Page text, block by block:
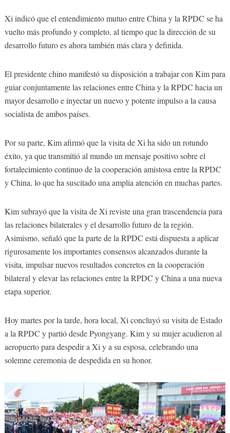
Xi indicó que el entendimiento mutuo entre China y la RPDC se ha
vuelto más profundo y completo, al tiempo que la dirección de su
desarrollo futuro es ahora también más clara y definida.
El presidente chino manifestó su disposición a trabajar con Kim para
guiar conjuntamente las relaciones entre China y la RPDC hacia un
mayor desarrollo e inyectar un nuevo y potente impulso a la causa
socialista de ambos países.
Por su parte, Kim afirmó que la visita de Xi ha sido un rotundo
éxito, ya que transmitió al mundo un mensaje positivo sobre el
fortalecimiento continuo de la cooperación amistosa entre la RPDC
y China, lo que ha suscitado una amplia atención en muchas partes.
Kim subrayó que la visita de Xi reviste una gran trascendencia para
las relaciones bilaterales y el desarrollo futuro de la región.
Asimismo, señaló que la parte de la RPDC está dispuesta a aplicar
rigurosamente los importantes consensos alcanzados durante la
visita, impulsar nuevos resultados concretos en la cooperación
bilateral y elevar las relaciones entre la RPDC y China a una nueva
etapa superior.
Hoy martes por la tarde, hora local, Xi concluyó su visita de Estado
a la RPDC y partió desde Pyongyang. Kim y su mujer acudieron al
aeropuerto para despedir a Xi y a su esposa, celebrando una
solemne ceremonia de despedida en su honor.